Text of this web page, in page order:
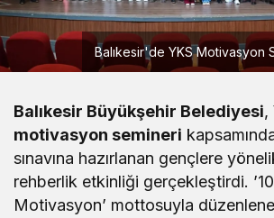
Balıkesir'de YKS Motivasyon
Balıkesir Büyükşehir Belediyesi,
motivasyon semineri
sınavına hazırlanan gençlere
rehberlik etkinliği gerçekleştirdi.
Motivasyon’ mottosuyla